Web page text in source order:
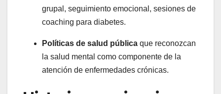
grupal, seguimiento emocional, sesiones de
coaching para diabetes.
Políticas de salud pública que reconozcan
la salud mental como componente de la
atención de enfermedades crónicas.